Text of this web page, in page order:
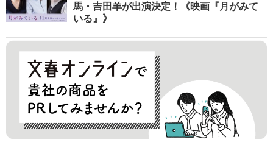
馬・吉田羊が出演決定！《映画『月がみて
いる』》